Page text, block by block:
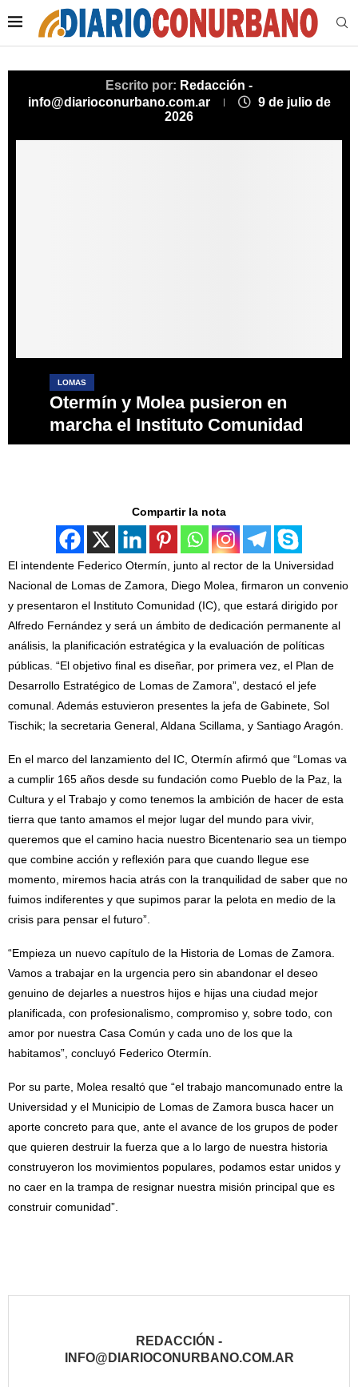
Escrito por: Redacción -
info@diarioconurbano.com.ar
9 de julio de
2026
LOMAS
Otermín y Molea pusieron en
marcha el Instituto Comunidad
Compartir la nota
El intendente Federico Otermín, junto al rector de la Universidad
Nacional de Lomas de Zamora, Diego Molea, firmaron un convenio
y presentaron el Instituto Comunidad (IC), que estará dirigido por
Alfredo Fernández y será un ámbito de dedicación permanente al
análisis, la planificación estratégica y la evaluación de políticas
públicas. “El objetivo final es diseñar, por primera vez, el Plan de
Desarrollo Estratégico de Lomas de Zamora”, destacó el jefe
comunal. Además estuvieron presentes la jefa de Gabinete, Sol
Tischik; la secretaria General, Aldana Scillama, y Santiago Aragón.
En el marco del lanzamiento del IC, Otermín afirmó que “Lomas va
a cumplir 165 años desde su fundación como Pueblo de la Paz, la
Cultura y el Trabajo y como tenemos la ambición de hacer de esta
tierra que tanto amamos el mejor lugar del mundo para vivir,
queremos que el camino hacia nuestro Bicentenario sea un tiempo
que combine acción y reflexión para que cuando llegue ese
momento, miremos hacia atrás con la tranquilidad de saber que no
fuimos indiferentes y que supimos parar la pelota en medio de la
crisis para pensar el futuro”.
“Empieza un nuevo capítulo de la Historia de Lomas de Zamora.
Vamos a trabajar en la urgencia pero sin abandonar el deseo
genuino de dejarles a nuestros hijos e hijas una ciudad mejor
planificada, con profesionalismo, compromiso y, sobre todo, con
amor por nuestra Casa Común y cada uno de los que la
habitamos”, concluyó Federico Otermín.
Por su parte, Molea resaltó que “el trabajo mancomunado entre la
Universidad y el Municipio de Lomas de Zamora busca hacer un
aporte concreto para que, ante el avance de los grupos de poder
que quieren destruir la fuerza que a lo largo de nuestra historia
construyeron los movimientos populares, podamos estar unidos y
no caer en la trampa de resignar nuestra misión principal que es
construir comunidad”.
REDACCIÓN -
INFO@DIARIOCONURBANO.COM.AR